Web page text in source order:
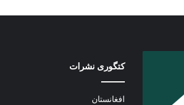
کتگوری نشرات
افغانستان